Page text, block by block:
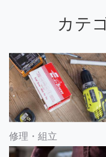
カテ
修理・組立